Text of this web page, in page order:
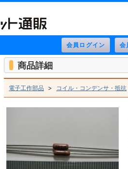
商品詳細
電子工作部品 > コイル・コンデンサ・抵抗